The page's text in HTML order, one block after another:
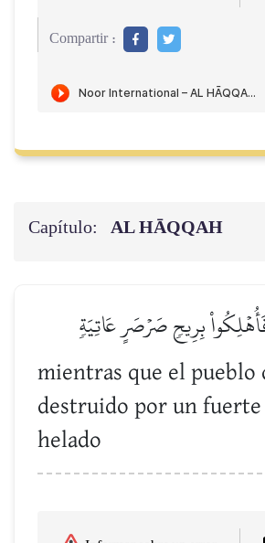
Compartir :
Capítulo: AL HĀQQAH
بِرِيحٖ صَرۡصَرٍ عَاتِيَةٖ
mientras que el pueblo
destruido por un
helado